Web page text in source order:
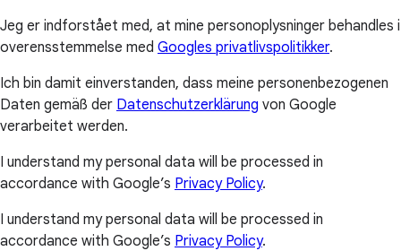
Jeg er indforstået med, at mine personoplysninger behandles i
overensstemmelse med Googles privatlivspolitikker.
Ich bin damit einverstanden, dass meine personenbezogenen
Daten gemäß der Datenschutzerklärung von Google
verarbeitet werden.
I understand my personal data will be processed in
accordance with Google’s Privacy Policy.
I understand my personal data will be processed in
accordance with Google’s Privacy Policy.